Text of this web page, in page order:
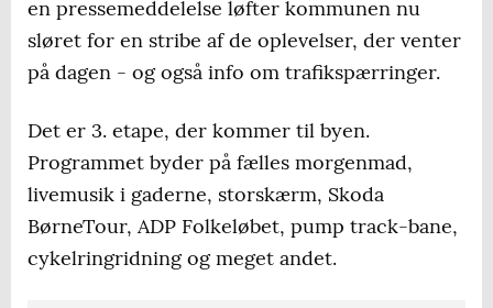
en pressemeddelelse løfter kommunen nu
sløret for en stribe af de oplevelser, der venter
på dagen - og også info om trafikspærringer.
Det er 3. etape, der kommer til byen.
Programmet byder på fælles morgenmad,
livemusik i gaderne, storskærm, Skoda
BørneTour, ADP Folkeløbet, pump track-bane,
cykelringridning og meget andet.